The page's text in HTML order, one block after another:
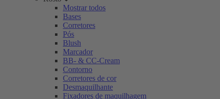
Mostrar todos
Bases
Corretores
Pós
Blush
Marcador
BB- & CC-Cream
Contorno
Corretores de cor
Desmaquilhante
Fixadores de maquilhagem